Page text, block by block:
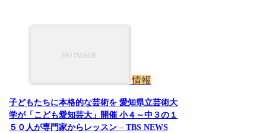
情報
子どもたちに本格的な芸術を 愛知県立芸術大
学が「こども愛知芸大」開催 小４～中３の１
５０人が専門家からレッスン – TBS NEWS